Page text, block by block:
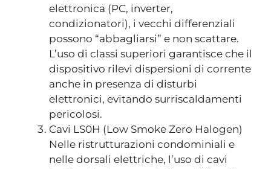
elettronica (PC, inverter,
condizionatori), i vecchi differenziali
possono “abbagliarsi” e non scattare.
L’uso di classi superiori garantisce che il
dispositivo rilevi dispersioni di corrente
anche in presenza di disturbi
elettronici, evitando surriscaldamenti
pericolosi.
Cavi LS0H (Low Smoke Zero Halogen)
Nelle ristrutturazioni condominiali e
nelle dorsali elettriche, l’uso di cavi